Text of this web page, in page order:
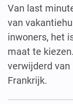
Van last
van
inwoners, het
maat te
verwijderd
Frankrijk.